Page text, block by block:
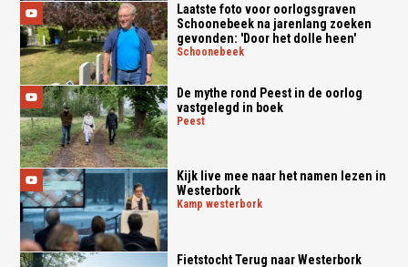
Laatste foto voor oorlogsgraven
Schoonebeek na jarenlang zoeken
gevonden: 'Door het dolle heen'
schoonebeek
De mythe rond Peest in de oorlog
vastgelegd in boek
peest
Kijk live mee naar het namen lezen in
Westerbork
kamp westerbork
Fietstocht Terug naar Westerbork